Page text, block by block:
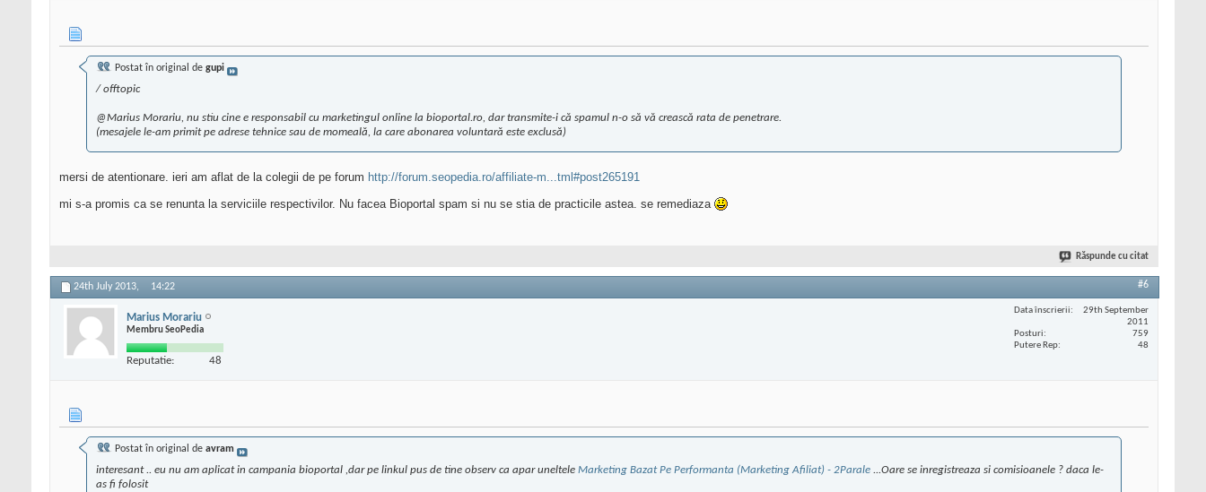
Postat în original de gupi
/ offtopic
@Marius Morariu, nu stiu cine e responsabil cu marketingul online la bioportal.ro, dar transmite-i că spamul n-o să vă crească rata de penetrare.
(mesajele le-am primit pe adrese tehnice sau de momeală, la care abonarea voluntară este exclusă)
mersi de atentionare. ieri am aflat de la colegii de pe forum http://forum.seopedia.ro/affiliate-m...tml#post265191
mi s-a promis ca se renunta la serviciile respectivilor. Nu facea Bioportal spam si nu se stia de practicile astea. se remediaza
Răspunde cu citat
24th July 2013, 14:22 #6
Marius Morariu
Membru SeoPedia
Reputatie: 48
Data înscrierii
29th September
2011
Posturi
759
Putere Rep
48
Postat în original de avram
interesant .. eu nu am aplicat in campania bioportal ,dar pe linkul pus de tine observ ca apar uneltele Marketing Bazat Pe Performanta (Marketing Afiliat) - 2Parale ...Oare se inregistreaza si comisioanele ? daca le-
as fi folosit